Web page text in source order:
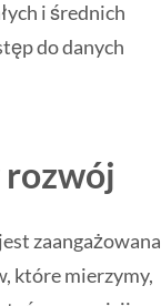
i średnich
do danych
zaangażowana
które mierzymy,